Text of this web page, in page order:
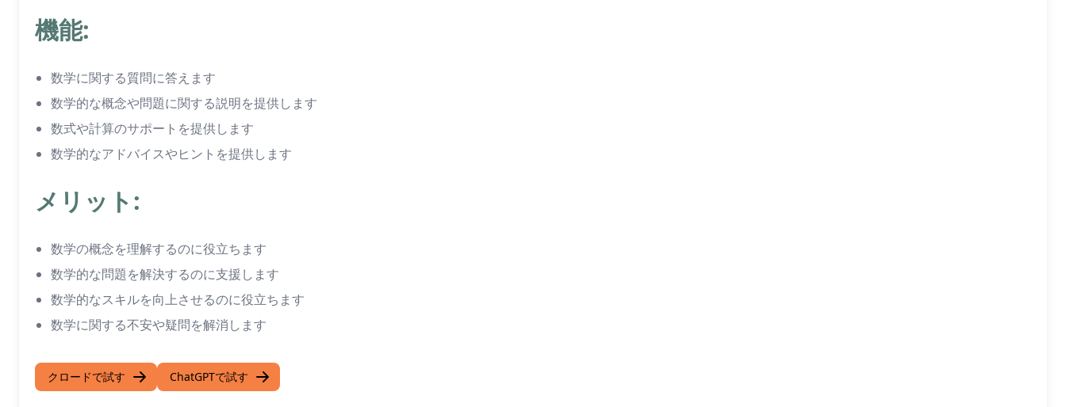
機能:
数学に関する質問に答えます
数学的な概念や問題に関する説明を提供します
数式や計算のサポートを提供します
数学的なアドバイスやヒントを提供します
メリット:
数学の概念を理解するのに役立ちます
数学的な問題を解決するのに支援します
数学的なスキルを向上させるのに役立ちます
数学に関する不安や疑問を解消します
クロードで試す ChatGPTで試す